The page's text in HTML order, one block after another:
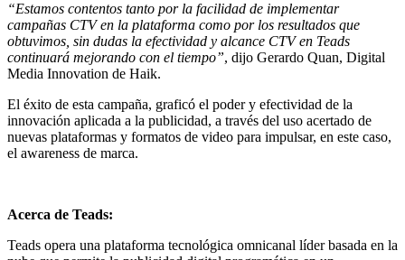
“Estamos contentos tanto por la facilidad de implementar
campañas CTV en la plataforma como por los resultados que
obtuvimos, sin dudas la efectividad y alcance CTV en Teads
continuará mejorando con el tiempo”, dijo Gerardo Quan, Digital
Media Innovation de Haik.
El éxito de esta campaña, graficó el poder y efectividad de la
innovación aplicada a la publicidad, a través del uso acertado de
nuevas plataformas y formatos de video para impulsar, en este caso,
el awareness de marca.
Acerca de Teads:
Teads opera una plataforma tecnológica omnicanal líder basada en la